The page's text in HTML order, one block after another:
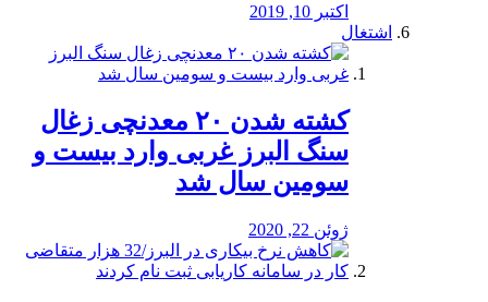
اکتبر 10, 2019
اشتغال
کشته شدن ۲۰ معدنچی زغال
سنگ البرز غربی وارد بیست و
سومین سال شد
ژوئن 22, 2020